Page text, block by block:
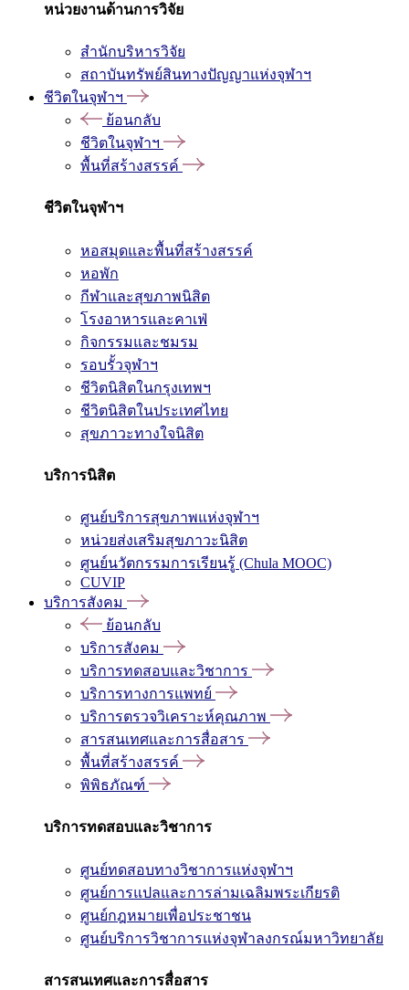
หน่วยงานด้านการวิจัย
สำนักบริหารวิจัย
สถาบันทรัพย์สินทางปัญญาแห่งจุฬาฯ
ชีวิตในจุฬาฯ
ย้อนกลับ
ชีวิตในจุฬาฯ
พื้นที่สร้างสรรค์
ชีวิตในจุฬาฯ
หอสมุดและพื้นที่สร้างสรรค์
หอพัก
กีฬาและสุขภาพนิสิต
โรงอาหารและคาเฟ่
กิจกรรมและชมรม
รอบรั้วจุฬาฯ
ชีวิตนิสิตในกรุงเทพฯ
ชีวิตนิสิตในประเทศไทย
สุขภาวะทางใจนิสิต
บริการนิสิต
ศูนย์บริการสุขภาพแห่งจุฬาฯ
หน่วยส่งเสริมสุขภาวะนิสิต
ศูนย์นวัตกรรมการเรียนรู้ (Chula MOOC)
CUVIP
บริการสังคม
ย้อนกลับ
บริการสังคม
บริการทดสอบและวิชาการ
บริการทางการแพทย์
บริการตรวจวิเคราะห์คุณภาพ
สารสนเทศและการสื่อสาร
พื้นที่สร้างสรรค์
พิพิธภัณฑ์
บริการทดสอบและวิชาการ
ศูนย์ทดสอบทางวิชาการแห่งจุฬาฯ
ศูนย์การแปลและการล่ามเฉลิมพระเกียรติ
ศูนย์กฎหมายเพื่อประชาชน
ศูนย์บริการวิชาการแห่งจุฬาลงกรณ์มหาวิทยาลัย
สารสนเทศและการสื่อสาร